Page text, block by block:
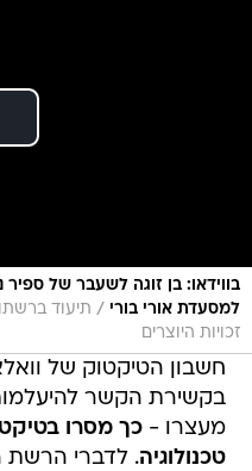
בווידאו: בן זוגה לשעבר של
למסעדת אורי בורי /
זכויות היוצרים
חשבון הטיקטוק של
בקשירת הקשר
מעצרו -כך מסרו
טכנולוגיה. לדברי